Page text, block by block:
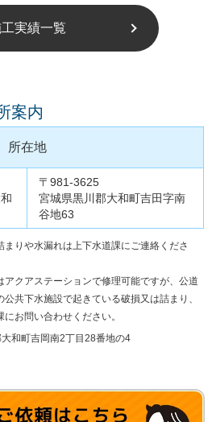
実績一覧
案内
所在地
〒981-3625
宮城県黒川郡大和町吉田字南
谷地63
りや水漏れは上下水道課にご連絡くださ
アクアステーションで修理可能ですが、公道
共下水施設で起きている破損又は詰まり、
お問い合わせください。
和町吉岡南2丁目28番地の4